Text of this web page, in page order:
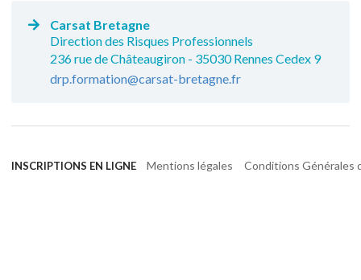
Carsat Bretagne
Direction des Risques Professionnels
236 rue de Châteaugiron - 35030 Rennes Cedex 9
drp.formation@carsat-bretagne.fr
INSCRIPTIONS EN LIGNE Mentions légales Conditions Générales